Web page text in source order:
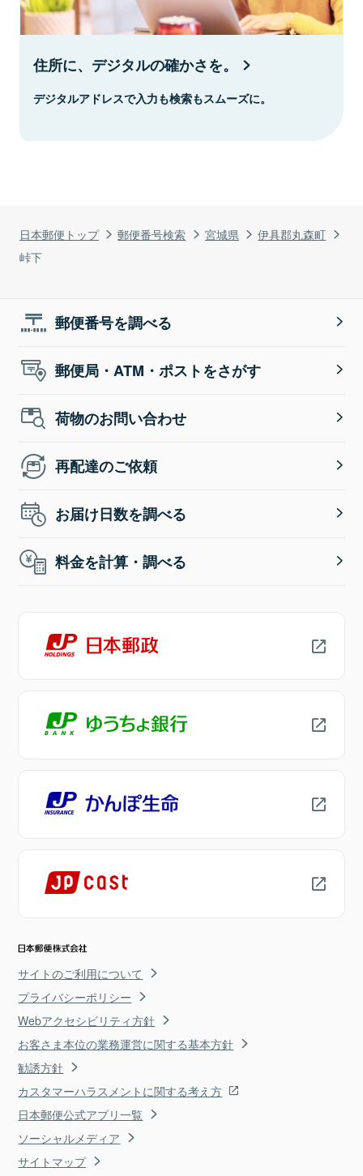
日本郵便トップ 郵便番号検索 宮城県
伊具郡丸森町
峠下
住所に、デジタルの確かさを。
デジタルアドレスで入力も検索もスムーズに。
郵便番号を調べる
郵便局・ATM・ポストをさがす
荷物のお問い合わせ
再配達のご依頼
お届け日数を調べる
料金を計算・調べる
サイトのご利用について
プライバシーポリシー
Webアクセシビリティ方針
お客さま本位の業務運営に関する基本方針
勧誘方針
カスタマーハラスメントに関する考え方
日本郵便公式アプリ一覧
ソーシャルメディア
サイトマップ